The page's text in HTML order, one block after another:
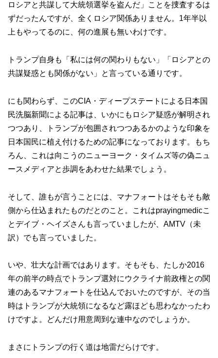
ロシアと共謀して大統領選挙を盗んだ」ことを捜査するは
ずだったんですが、全くロシア関係ありません。1年半以
上もやってるのに、何の進展も無いわけです。
トランプ自身も「私には何の関わりもない」「ロシアとの
共謀疑惑とも関係がない」と言っている通りです。
にも関わらず、このCIA・ディープステートによる日本国
民洗脳新聞による記事は、いかにもロシア疑惑が解明され
つつあり、トランプが包囲されつつあるかのような印象を
日本国民に植え付けるための記事になっております。もち
ろん、これは向こうのニューヨーク・タイムズ等の偽ニュ
ースメディアと歩調をあわせた結果でしょう。
そして、誰もが言うことには、マナフォートはそもそも敵
側から仕込まれたものだとのこと。これはprayingmedicこ
とデイブ・ヘイズさんも言っていましたが、AMTV（未
訳）でも言っていました。
いや、壮大な計画ではあります。そもそも、たしか2016
年の前半の時点でトランプ選対にウクライナ前政権との関
連のあるマナフォートを仕込んでおいたのですが、その当
時はトランプが大統領になるなど露ほども思わなかったわ
けですよ。どんだけ用意周到な連中なのでしょうか。
まさにトランプの行く道は地雷だらけです。